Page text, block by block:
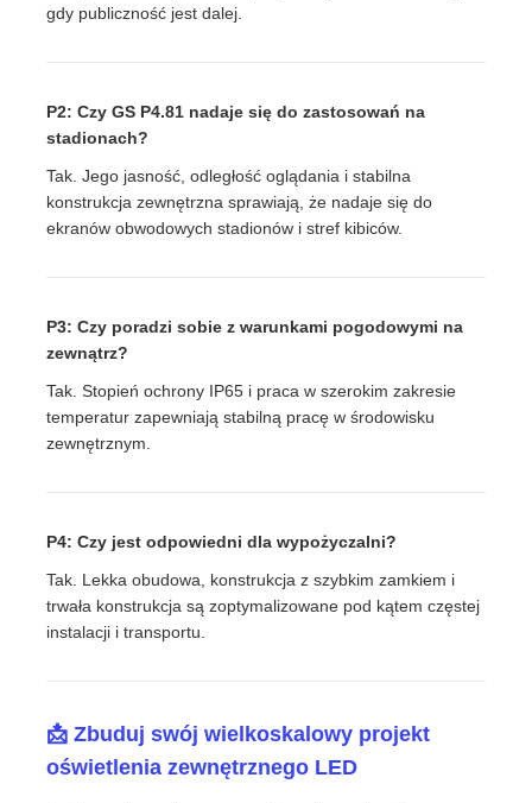
gdy publiczność jest dalej.
P2: Czy GS P4.81 nadaje się do zastosowań na
stadionach?
Tak. Jego jasność, odległość oglądania i stabilna
konstrukcja zewnętrzna sprawiają, że nadaje się do
ekranów obwodowych stadionów i stref kibiców.
P3: Czy poradzi sobie z warunkami pogodowymi na
zewnątrz?
Tak. Stopień ochrony IP65 i praca w szerokim zakresie
temperatur zapewniają stabilną pracę w środowisku
zewnętrznym.
P4: Czy jest odpowiedni dla wypożyczalni?
Tak. Lekka obudowa, konstrukcja z szybkim zamkiem i
trwała konstrukcja są zoptymalizowane pod kątem częstej
instalacji i transportu.
📩 Zbuduj swój wielkoskalowy projekt
oświetlenia zewnętrznego LED